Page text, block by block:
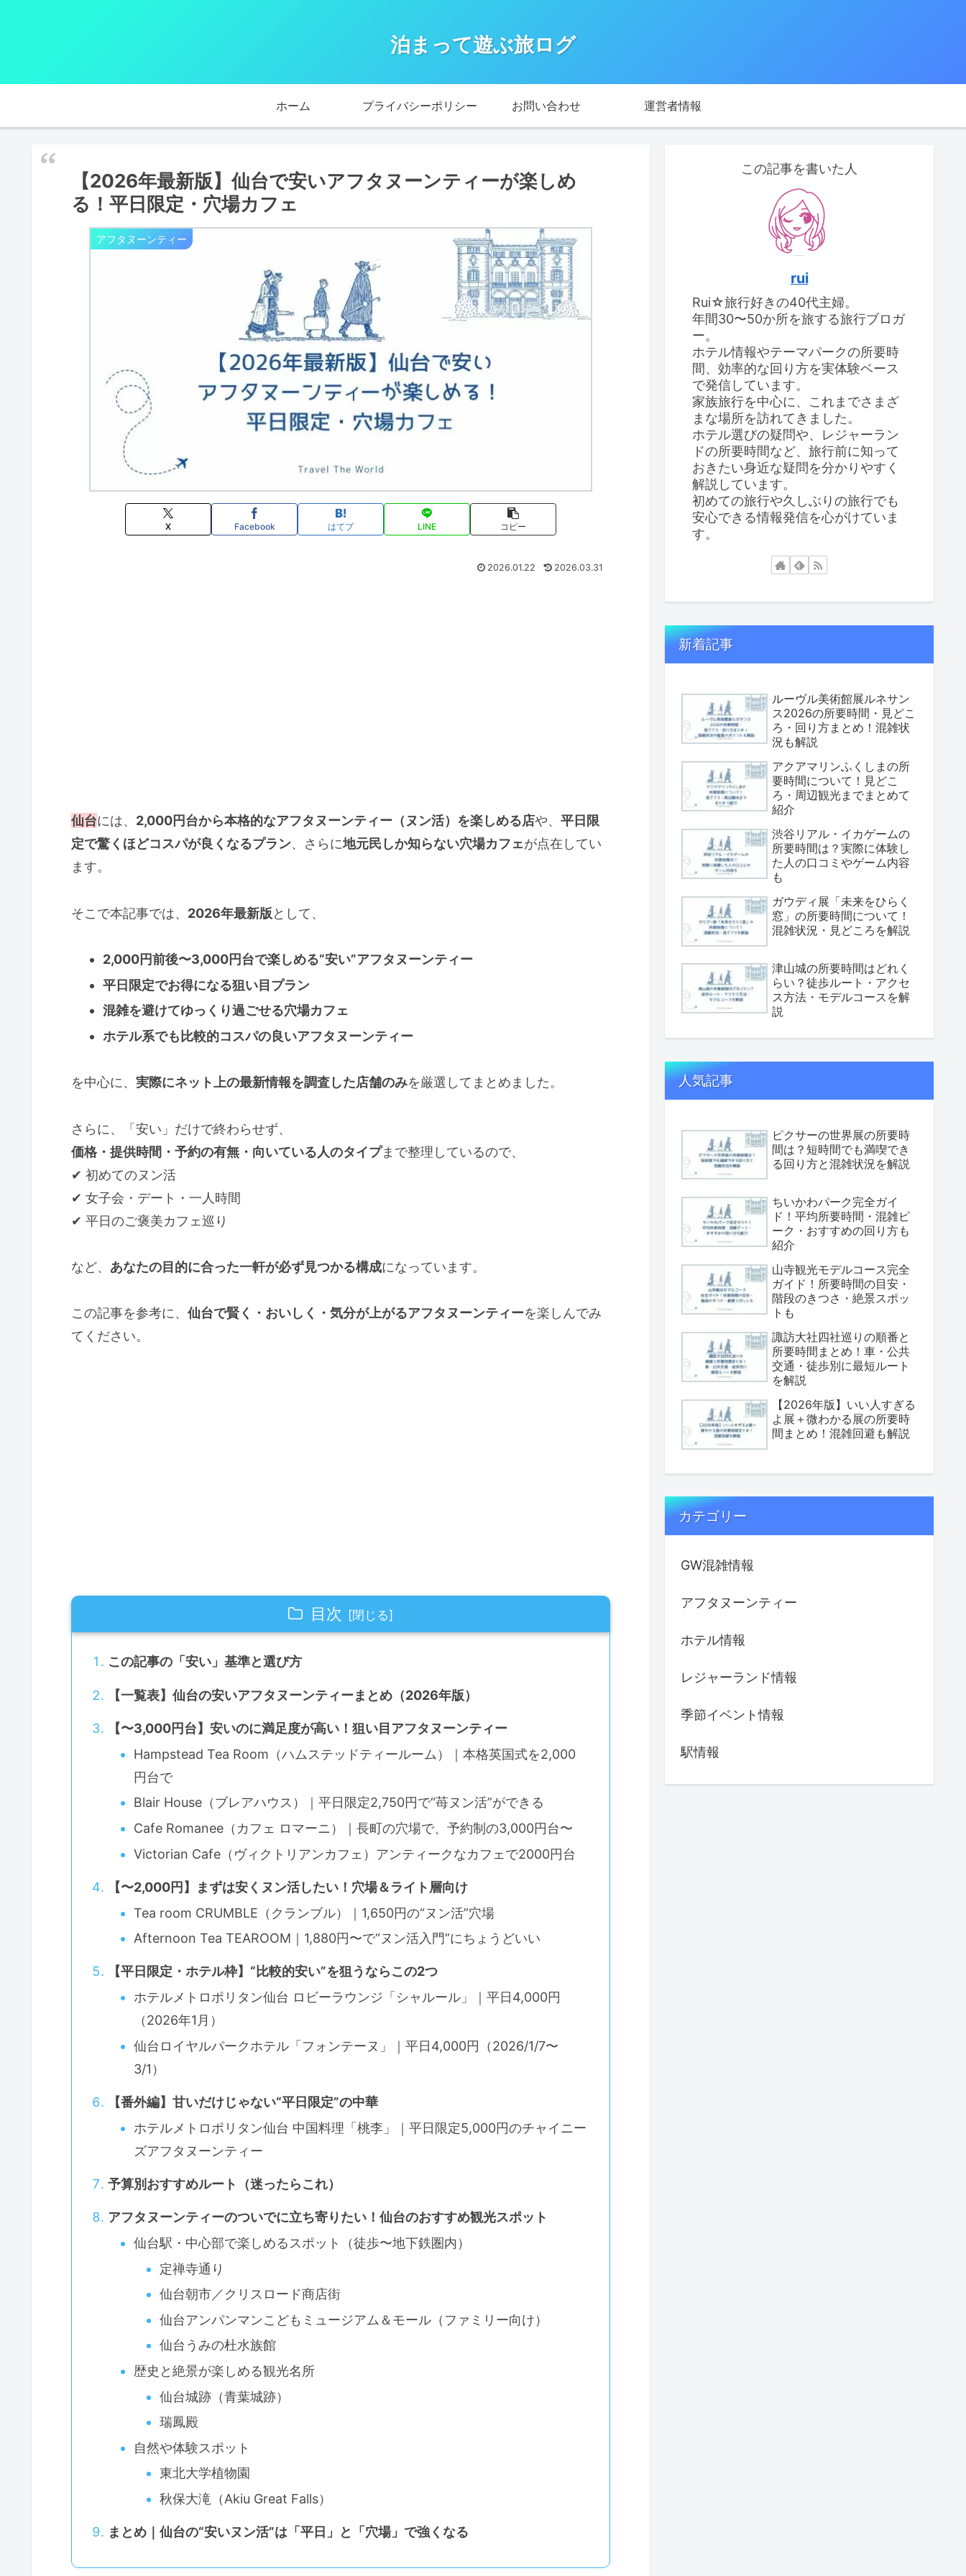
泊まって遊ぶ旅ログ
ホーム プライバシーポリシー お問い合わせ 運営者情報
【2026年最新版】仙台で安いアフタヌーンティーが楽しめ
る！平日限定・穴場カフェ
アフタヌーンティー
X Facebook はてブ LINE コピー
2026.01.22 2026.03.31
仙台には、 2,000円台から本格的なアフタヌーンティー（ヌン活）を楽しめる店や、 平日限
定で驚くほどコスパが良くなるプラン、さらに地元民しか知らない穴場カフェが点在してい
ます。
そこで本記事では、 2026年最新版として、
2,000円前後〜3,000円台で楽しめる“安い”アフタヌーンティー
平日限定でお得になる狙い目プラン
混雑を避けてゆっくり過ごせる穴場カフェ
ホテル系でも比較的コスパの良いアフタヌーンティー
を中心に、 実際にネット上の最新情報を調査した店舗のみを厳選してまとめました。
さらに、「安い」だけで終わらせず、
価格・提供時間・予約の有無・向いている人のタイプまで整理しているので、
✔ 初めてのヌン活
✔ 女子会・デート・一人時間
✔ 平日のご褒美カフェ巡り
など、 あなたの目的に合った一軒が必ず見つかる構成になっています。
この記事を参考に、 仙台で賢く・おいしく・気分が上がるアフタヌーンティーを楽しんでみ
てください。
目次
この記事の「安い」基準と選び方
【一覧表】仙台の安いアフタヌーンティーまとめ（2026年版）
【〜3,000円台】安いのに満足度が高い！狙い目アフタヌーンティー
Hampstead Tea Room（ハムステッドティールーム）｜本格英国式を2,000
円台で
Blair House（ブレアハウス）｜平日限定2,750円で“苺ヌン活”ができる
Cafe Romanee（カフェ ロマーニ）｜長町の穴場で、予約制の3,000円台〜
Victorian Cafe（ヴィクトリアンカフェ）アンティークなカフェで2000円台
【〜2,000円】まずは安くヌン活したい！穴場＆ライト層向け
Tea room CRUMBLE（クランブル）｜1,650円の“ヌン活”穴場
Afternoon Tea TEAROOM｜1,880円〜で“ヌン活入門”にちょうどいい
【平日限定・ホテル枠】“比較的安い”を狙うならこの2つ
ホテルメトロポリタン仙台 ロビーラウンジ「シャルール」｜平日4,000円
（2026年1月）
仙台ロイヤルパークホテル「フォンテーヌ」｜平日4,000円（2026/1/7〜
3/1）
【番外編】甘いだけじゃない“平日限定”の中華
ホテルメトロポリタン仙台 中国料理「桃李」｜平日限定5,000円のチャイニー
ズアフタヌーンティー
予算別おすすめルート（迷ったらこれ）
アフタヌーンティーのついでに立ち寄りたい！仙台のおすすめ観光スポット
仙台駅・中心部で楽しめるスポット（徒歩〜地下鉄圏内）
定禅寺通り
仙台朝市／クリスロード商店街
仙台アンパンマンこどもミュージアム＆モール（ファミリー向け）
仙台うみの杜水族館
歴史と絶景が楽しめる観光名所
仙台城跡（青葉城跡）
瑞鳳殿
自然や体験スポット
東北大学植物園
秋保大滝（Akiu Great Falls）
まとめ｜仙台の“安いヌン活”は「平日」と「穴場」で強くなる
この記事を書いた人
rui
Rui☆旅行好きの40代主婦。
年間30〜50か所を旅する旅行ブロガ
ー。
ホテル情報やテーマパークの所要時
間、効率的な回り方を実体験ベース
で発信しています。
家族旅行を中心に、これまでさまざ
まな場所を訪れてきました。
ホテル選びの疑問や、レジャーラン
ドの所要時間など、旅行前に知って
おきたい身近な疑問を分かりやすく
解説しています。
初めての旅行や久しぶりの旅行でも
安心できる情報発信を心がけていま
す。
新着記事
ルーヴル美術館展ルネサン
ス2026の所要時間・見どこ
ろ・回り方まとめ！混雑状
況も解説
アクアマリンふくしまの所
要時間について！見どこ
ろ・周辺観光までまとめて
紹介
渋谷リアル・イカゲームの
所要時間は？実際に体験し
た人の口コミやゲーム内容
も
ガウディ展「未来をひらく
窓」の所要時間について！
混雑状況・見どころを解説
津山城の所要時間はどれく
らい？徒歩ルート・アクセ
ス方法・モデルコースを解
説
人気記事
ピクサーの世界展の所要時
間は？短時間でも満喫でき
る回り方と混雑状況を解説
ちいかわパーク完全ガイ
ド！平均所要時間・混雑ピ
ーク・おすすめの回り方も
紹介
山寺観光モデルコース完全
ガイド！所要時間の目安・
階段のきつさ・絶景スポッ
トも
諏訪大社四社巡りの順番と
所要時間まとめ！車・公共
交通・徒歩別に最短ルート
を解説
【2026年版】いい人すぎる
よ展＋微わかる展の所要時
間まとめ！混雑回避も解説
カテゴリー
GW混雑情報
アフタヌーンティー
ホテル情報
レジャーランド情報
季節イベント情報
駅情報